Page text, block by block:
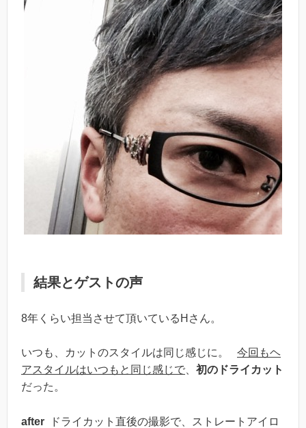
結果とゲストの声
8年くらい担当させて頂いているHさん。
いつも、カットのスタイルは同じ感じに。 今回もヘ
アスタイルはいつもと同じ感じで
初のドライカット
だった。
after ドライカット直後の撮影で、ストレートアイロ